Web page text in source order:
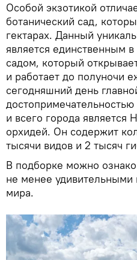
Особой экзотикой
ботанический сад,
гектарах. Данный
является единственным
садом, который
и работает до полуночи
сегодняшний день
и всего города является
орхидей. Он содержит
тысячи видов и 2 тысяч
В подборке можно
не менее
мира.